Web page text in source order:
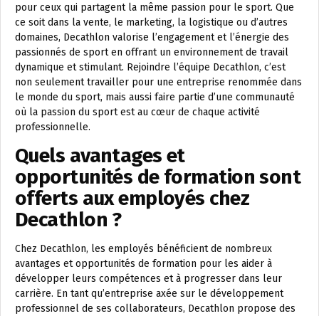
pour ceux qui partagent la même passion pour le sport. Que
ce soit dans la vente, le marketing, la logistique ou d’autres
domaines, Decathlon valorise l’engagement et l’énergie des
passionnés de sport en offrant un environnement de travail
dynamique et stimulant. Rejoindre l’équipe Decathlon, c’est
non seulement travailler pour une entreprise renommée dans
le monde du sport, mais aussi faire partie d’une communauté
où la passion du sport est au cœur de chaque activité
professionnelle.
Quels avantages et
opportunités de formation sont
offerts aux employés chez
Decathlon ?
Chez Decathlon, les employés bénéficient de nombreux
avantages et opportunités de formation pour les aider à
développer leurs compétences et à progresser dans leur
carrière. En tant qu’entreprise axée sur le développement
professionnel de ses collaborateurs, Decathlon propose des